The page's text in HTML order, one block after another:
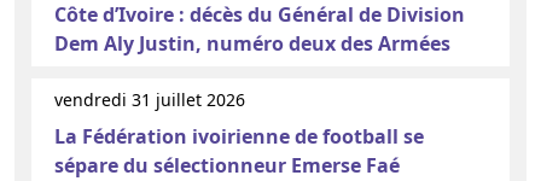
Côte d’Ivoire : décès du Général de Division
Dem Aly Justin, numéro deux des Armées
vendredi 31 juillet 2026
La Fédération ivoirienne de football se
sépare du sélectionneur Emerse Faé